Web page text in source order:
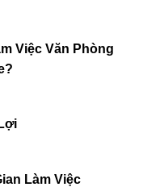
Việc Văn Phòng
Làm Việc